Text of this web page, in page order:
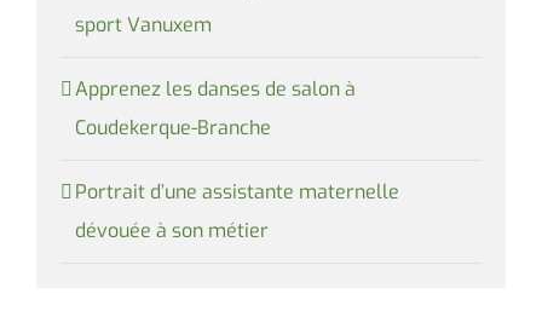
sport Vanuxem
Apprenez les danses de salon à
Coudekerque-Branche
Portrait d’une assistante maternelle
dévouée à son métier